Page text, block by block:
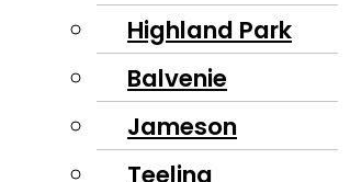
Highland Park
Balvenie
Jameson
Teeling